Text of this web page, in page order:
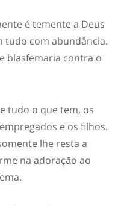
é temente a Deus
tudo com abundância.
blasfemaria contra o
tudo o que tem, os
e os filhos.
lhe resta a
na adoração ao
.